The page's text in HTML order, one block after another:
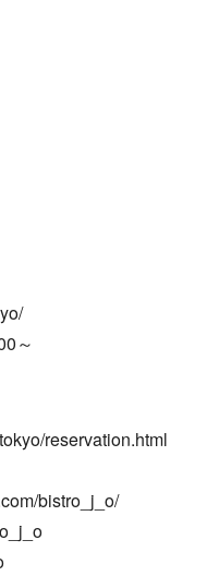
～
reservation.html
bistro_j_o/